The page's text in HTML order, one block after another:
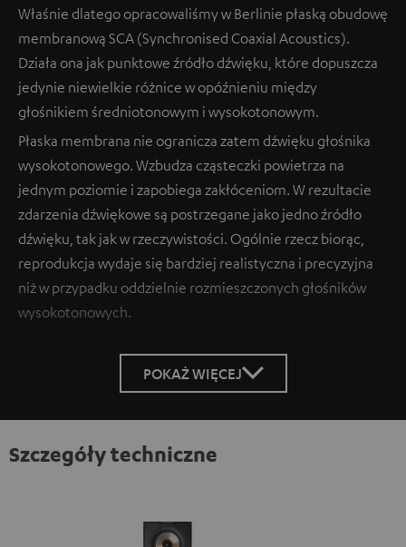
Właśnie dlatego opracowaliśmy w Berlinie płaską obudowę
membranową SCA (Synchronised Coaxial Acoustics).
Działa ona jak punktowe źródło dźwięku, które dopuszcza
jedynie niewielkie różnice w opóźnieniu między
głośnikiem średniotonowym i wysokotonowym.
Płaska membrana nie ogranicza zatem dźwięku głośnika
wysokotonowego. Wzbudza cząsteczki powietrza na
jednym poziomie i zapobiega zakłóceniom. W rezultacie
zdarzenia dźwiękowe są postrzegane jako jedno źródło
dźwięku, tak jak w rzeczywistości. Ogólnie rzecz biorąc,
reprodukcja wydaje się bardziej realistyczna i precyzyjna
niż w przypadku oddzielnie rozmieszczonych głośników
wysokotonowych.
POKAŻ WIĘCEJ
Szczegóły techniczne